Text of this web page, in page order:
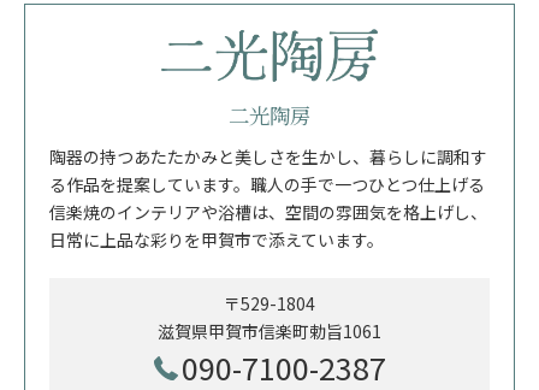
二光陶房
陶器の持つあたたかみと美しさを生かし、暮らしに調和す
る作品を提案しています。職人の手で一つひとつ仕上げる
信楽焼のインテリアや浴槽は、空間の雰囲気を格上げし、
日常に上品な彩りを甲賀市で添えています。
〒529-1804
滋賀県甲賀市信楽町勅旨1061
090-7100-2387